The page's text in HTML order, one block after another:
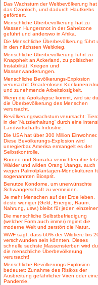
Das Wachstum der Weltbevölkerung hat
das Ozonloch, und dadurch Hautkrebs
gefördert.
Menschliche Überbevölkerung hat zu
Massen Hungersnot in der Sahelzone
geführt und anderswo in Afrika.
Die Menschliche Überbevölkerung führt
in den nächsten Weltkrieg.
Menschliche Überbevölkerung führt zu
Knappheit an Ackerland, zu politischer
Instabilität, Kriegen und
Massenwanderungen.
Menschliche Bevölkerungs-Explosion
verursacht: Gnadenlosen
und zunehmende Arbeitslosigkeit.
Wenn die Apokalypse kommt, wird sie
die Überbevölkerung des Menschen
verursacht.
Bevölkerungswachstum verursacht:
in der 'Nutztierhaltung' durch eine
Landwirtschafts-Industrie.
Die USA hat über 300 Million Einwohner.
Diese Bevölkerungs-Explosion wird
unregierbar. Amerika ermangelt es der
Selbstkontrolle.
Borneo und Sumatra vernichten ihre
Wälder und wilden Orang Utangs, auch
wegen Palmölplantagen-Monokulturen
sogenannten Biosprit.
Benutze Kondome, um unerwünschte
Schwangerschaft zu vermeiden.
Je mehr Menschen auf der Erde leben,
desto weniger (Geld, Energie, Raum,
Nahrung, usw.) bleibt für jeden
Die menschliche Selbstbefriedigung
(welcher Form auch immer) regiert die
moderne Welt und zerstört die Natur..
WWF sagt, dass 60% der Wildtiere bis
verschwunden sein könnten. Dieses
schnelle sechste Massensterben wird
die menschliche Überbevölkerung
verursacht!
Menschliche Bevölkerungs-Explosion
bedeutet: Zunahme des Risikos der
Ausbreitung gefährlicher Viren oder
Pandemie.